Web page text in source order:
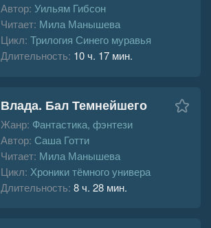
Автор: Уильям Гибсон
Читает: Мила Манышева
Цикл: Трилогия Синего муравья
Длительность: 10 ч. 17 мин.
Влада. Бал Темнейшего
Жанр: Фантастика, фэнтези
Автор: Саша Готти
Читает: Мила Манышева
Цикл: Хроники тёмного универа
Длительность: 8 ч. 28 мин.